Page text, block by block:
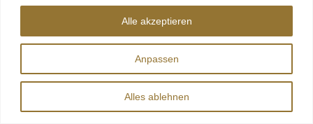
Anpassen
Alles ablehnen
Alle akzeptieren